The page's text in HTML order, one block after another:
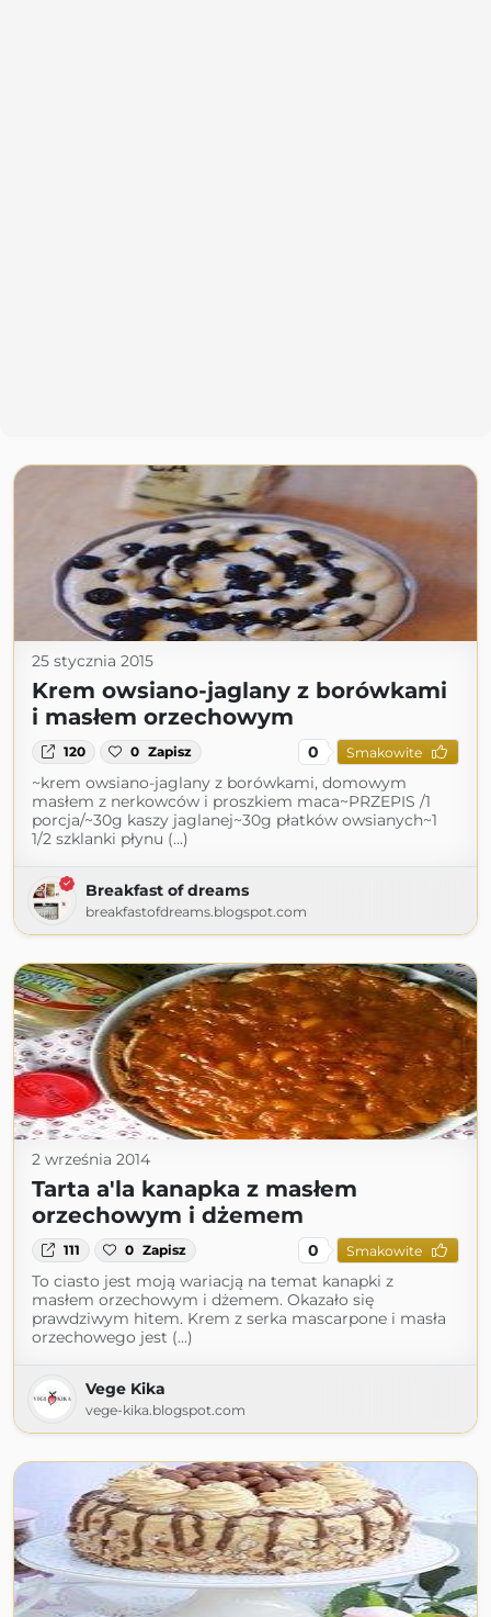
25 stycznia 2015
Krem owsiano-jaglany z borówkami
i masłem orzechowym
120 0 Zapisz 0 Smakowite
~krem owsiano-jaglany z borówkami, domowym
masłem z nerkowców i proszkiem maca~PRZEPIS /1
porcja/~30g kaszy jaglanej~30g płatków owsianych~1
1/2 szklanki płynu (...)
Breakfast of dreams
breakfastofdreams.blogspot.com
2 września 2014
Tarta a'la kanapka z masłem
orzechowym i dżemem
111 0 Zapisz 0 Smakowite
To ciasto jest moją wariacją na temat kanapki z
masłem orzechowym i dżemem. Okazało się
prawdziwym hitem. Krem z serka mascarpone i masła
orzechowego jest (...)
Vege Kika
vege-kika.blogspot.com